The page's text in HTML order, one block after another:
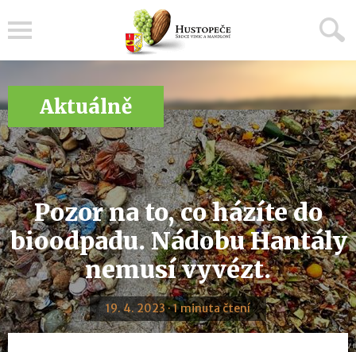
Aktuálně
Pozor na to, co házíte do
bioodpadu. Nádobu Hantály
nemusí vyvézt.
19. 4. 2023 · 1 minuta čtení